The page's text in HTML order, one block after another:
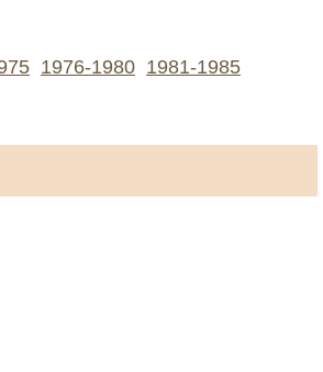
1976-1980 1981-1985